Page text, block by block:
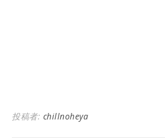
投稿者: chillnoheya